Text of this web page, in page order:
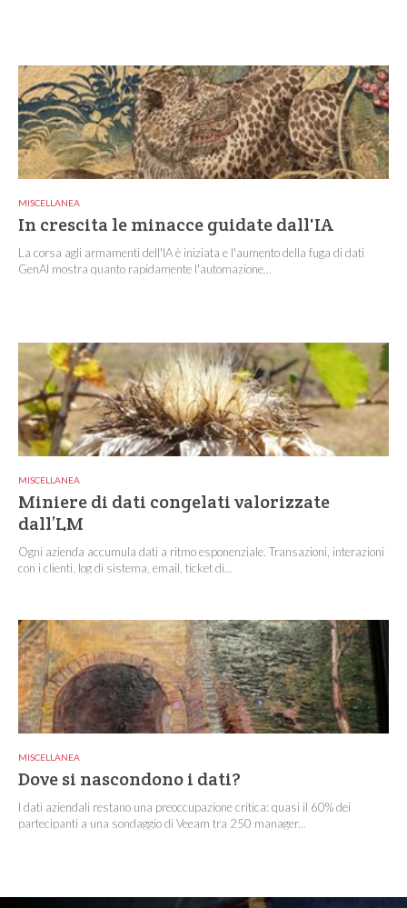
MISCELLANEA
In crescita le minacce guidate dall'IA
La corsa agli armamenti dell'IA è iniziata e l'aumento della fuga di dati
GenAI mostra quanto rapidamente l'automazione...
MISCELLANEA
Miniere di dati congelati valorizzate
dall’LM
Ogni azienda accumula dati a ritmo esponenziale. Transazioni, interazioni
con i clienti, log di sistema, email, ticket di...
MISCELLANEA
Dove si nascondono i dati?
I dati aziendali restano una preoccupazione critica: quasi il 60% dei
partecipanti a una sondaggio di Veeam tra 250 manager...